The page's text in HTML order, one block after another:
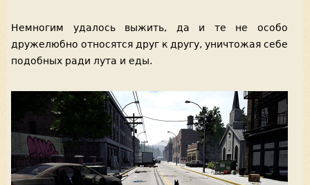
Немногим удалось выжить, да и те не особо
дружелюбно относятся друг к другу, уничтожая себе
подобных ради лута и еды.